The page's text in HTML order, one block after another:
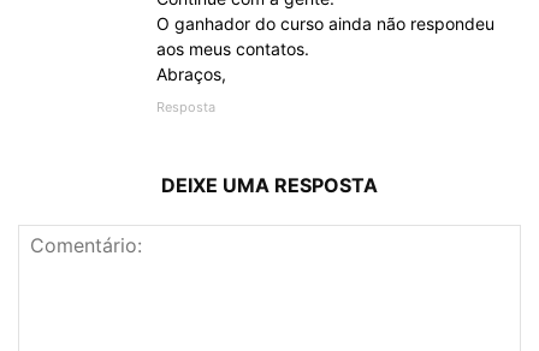
O ganhador do curso ainda não respondeu
aos meus contatos.
Abraços,
Resposta
DEIXE UMA RESPOSTA